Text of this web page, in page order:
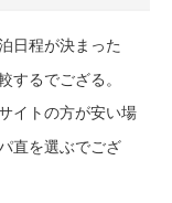
日程が決まった
するでござる。
イトの方が安い場
直を選ぶでござ